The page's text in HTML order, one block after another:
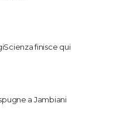
finisce qui
a Jambiani